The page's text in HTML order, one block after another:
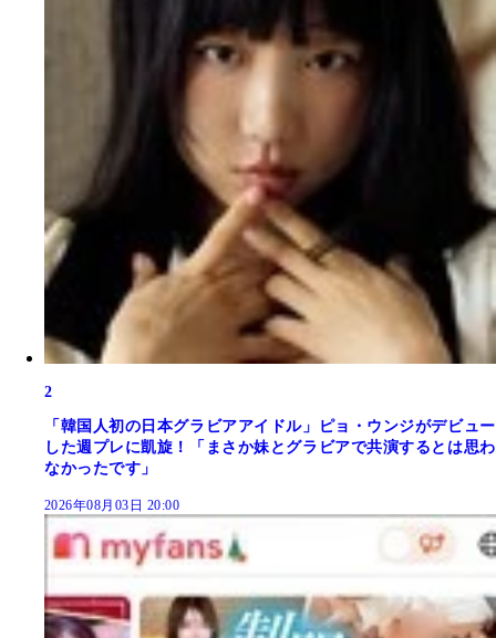
2
「韓国人初の日本グラビアアイドル」ピョ・ウンジがデビュー
した週プレに凱旋！「まさか妹とグラビアで共演するとは思わ
なかったです」
2026年08月03日 20:00